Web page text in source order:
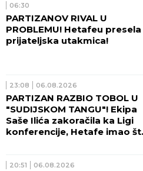
06:30
PARTIZANOV RIVAL U
PROBLEMU! Hetafeu presela
prijateljska utakmica!
23:08 06.08.2026
PARTIZAN RAZBIO TOBOL U
"SUDIJSKOM TANGU"! Ekipa
Saše Ilića zakoračila ka Ligi
konferencije, Hetafe imao
20:51 06.08.2026